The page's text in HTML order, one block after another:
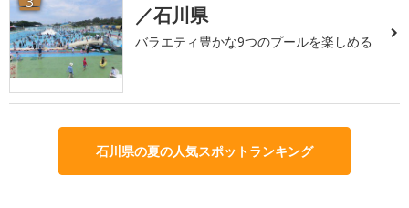
／石川県
バラエティ豊かな9つのプールを楽しめる
石川県の夏の人気スポットランキング